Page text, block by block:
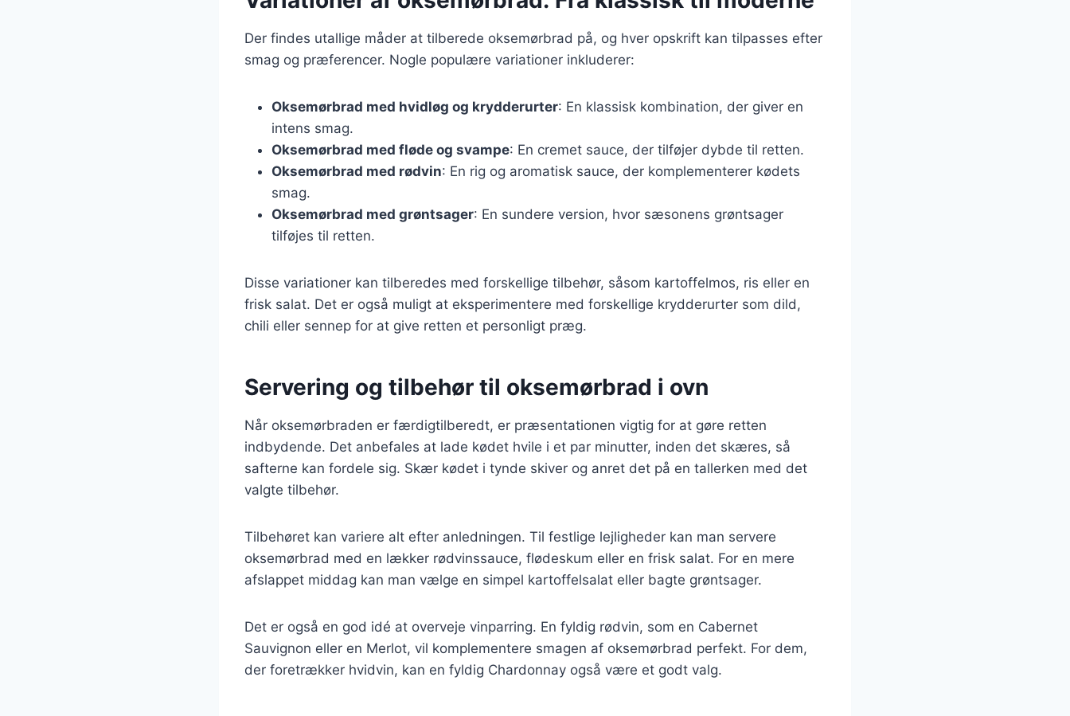
Der findes utallige måder at tilberede oksemørbrad på, og hver opskrift kan tilpasses efter
smag og præferencer. Nogle populære variationer inkluderer:
Oksemørbrad med hvidløg og krydderurter: En klassisk kombination, der giver en
intens smag.
Oksemørbrad med fløde og svampe: En cremet sauce, der tilføjer dybde til retten.
Oksemørbrad med rødvin: En rig og aromatisk sauce, der komplementerer kødets
smag.
Oksemørbrad med grøntsager: En sundere version, hvor sæsonens grøntsager
tilføjes til retten.
Disse variationer kan tilberedes med forskellige tilbehør, såsom kartoffelmos, ris eller en
frisk salat. Det er også muligt at eksperimentere med forskellige krydderurter som dild,
chili eller sennep for at give retten et personligt præg.
Servering og tilbehør til oksemørbrad i ovn
Når oksemørbraden er færdigtilberedt, er præsentationen vigtig for at gøre retten
indbydende. Det anbefales at lade kødet hvile i et par minutter, inden det skæres, så
safterne kan fordele sig. Skær kødet i tynde skiver og anret det på en tallerken med det
valgte tilbehør.
Tilbehøret kan variere alt efter anledningen. Til festlige lejligheder kan man servere
oksemørbrad med en lækker rødvinssauce, flødeskum eller en frisk salat. For en mere
afslappet middag kan man vælge en simpel kartoffelsalat eller bagte grøntsager.
Det er også en god idé at overveje vinparring. En fyldig rødvin, som en Cabernet
Sauvignon eller en Merlot, vil komplementere smagen af oksemørbrad perfekt. For dem,
der foretrækker hvidvin, kan en fyldig Chardonnay også være et godt valg.